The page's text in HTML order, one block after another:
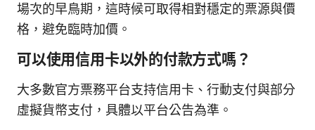
場次的早鳥期，這時候可取得相對穩定的票源與價
格，避免臨時加價。
可以使用信用卡以外的付款方式嗎？
大多數官方票務平台支持信用卡、行動支付與部分
虛擬貨幣支付，具體以平台公告為準。